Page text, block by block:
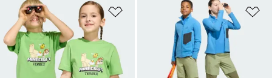
Dodaj do listy życzeń